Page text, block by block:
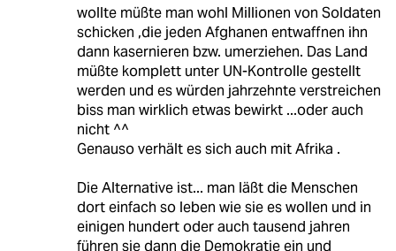
wollte müßte man wohl Millionen von Soldaten
schicken ,die jeden Afghanen entwaffnen ihn
dann kasernieren bzw. umerziehen. Das Land
müßte komplett unter UN-Kontrolle gestellt
werden und es würden jahrzehnte verstreichen
biss man wirklich etwas bewirkt ...oder auch
nicht ^^
Genauso verhält es sich auch mit Afrika .
Die Alternative ist... man läßt die Menschen
dort einfach so leben wie sie es wollen und in
einigen hundert oder auch tausend jahren
führen sie dann die Demokratie ein und